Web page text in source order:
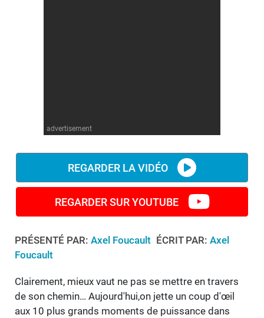
advertisement
REGARDER LA VIDÉO
REGARDER SUR YOUTUBE
PRÉSENTÉ PAR: Axel Foucault ÉCRIT PAR: Axel
Foucault
Clairement, mieux vaut ne pas se mettre en travers
de son chemin… Aujourd'hui,on jette un coup d'œil
aux 10 plus grands moments de puissance dans